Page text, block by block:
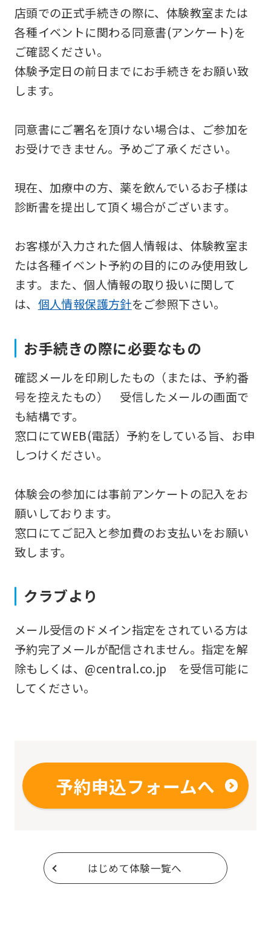
店頭での正式手続きの際に、体験教室または
各種イベントに関わる同意書(アンケート)を
ご確認ください。
体験予定日の前日までにお手続きをお願い致
します。
同意書にご署名を頂けない場合は、ご参加を
お受けできません。予めご了承ください。
現在、加療中の方、薬を飲んでいるお子様は
診断書を提出して頂く場合がございます。
お客様が入力された個人情報は、体験教室ま
たは各種イベント予約の目的にのみ使用致し
ます。また、個人情報の取り扱いに関して
は、 個人情報保護方針をご参照下さい。
お手続きの際に必要なもの
確認メールを印刷したもの（または、予約番
号を控えたもの） 受信したメールの画面で
も結構です。
窓口にてWEB(電話）予約をしている旨、お申
しつけください。
体験会の参加には事前アンケートの記入をお
願いしております。
窓口にてご記入と参加費のお支払いをお願い
致します。
クラブより
メール受信のドメイン指定をされている方は
予約完了メールが配信されません。指定を解
除もしくは、@central.co.jp を受信可能に
してください。
予約申込フォームへ
はじめて体験一覧へ
use
an
translation
Japanese
version
this
website
be
translated
mechanically,
so
may
not
be
accurate
translation.
translation
differ
from
We
ask
that
you
using
the
Automatic